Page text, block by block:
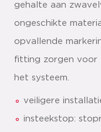
gehalte aan
ongeschikte
opvallende
fitting zorgen voor
het systeem.
veiligere
insteekstop: